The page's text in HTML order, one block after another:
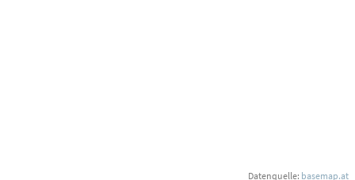
Datenquelle: basemap.at